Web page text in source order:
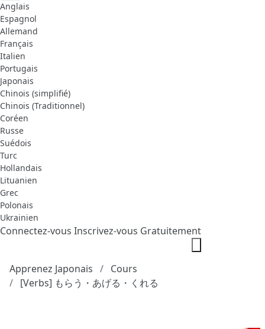
Anglais
Espagnol
Allemand
Français
Italien
Portugais
Japonais
Chinois (simplifié)
Chinois (Traditionnel)
Coréen
Russe
Suédois
Turc
Hollandais
Lituanien
Grec
Polonais
Ukrainien
Connectez-vous Inscrivez-vous Gratuitement
Apprenez Japonais
Cours
[Verbs] もらう・あげる・くれる